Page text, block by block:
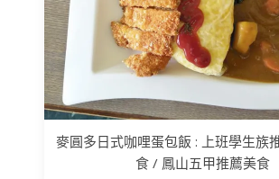
麥圓多日式咖哩蛋包飯 : 上班學生族
食 / 鳳山五甲推薦美食